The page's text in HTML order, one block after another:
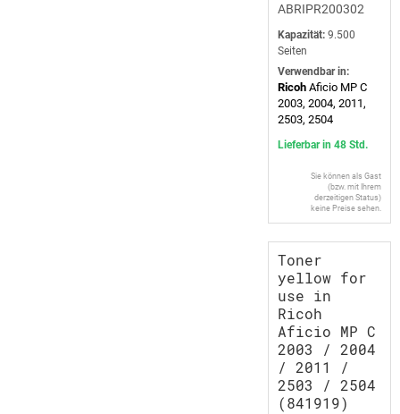
ABRIPR200302
Kapazität: 9.500
Seiten
Verwendbar in:
Ricoh Aficio MP C
2003, 2004, 2011,
2503, 2504
Lieferbar in 48 Std.
Sie können als Gast
(bzw. mit Ihrem
derzeitigen Status)
keine Preise sehen.
Toner
yellow for
use in
Ricoh
Aficio MP C
2003 / 2004
/ 2011 /
2503 / 2504
(841919)